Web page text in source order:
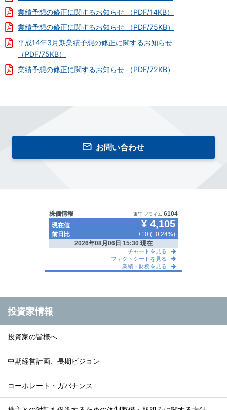
業績予想の修正に関するお知らせ （PDF/14KB）
業績予想の修正に関するお知らせ （PDF/75KB）
平成14年3月期業績予想の修正に関するお知らせ
（PDF/75KB）
業績予想の修正に関するお知らせ （PDF/72KB）
お問い合わせ
投資家情報
投資家の皆様へ
中期経営計画、長期ビジョン
コーポレート・ガバナンス